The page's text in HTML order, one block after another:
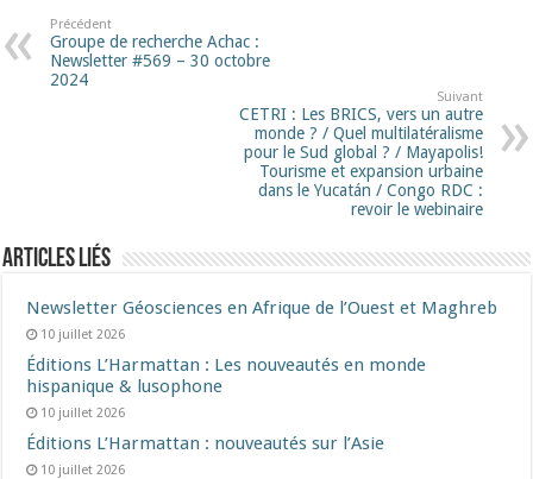
Précédent
Groupe de recherche Achac :
Newsletter #569 – 30 octobre
2024
Suivant
CETRI : Les BRICS, vers un autre
monde ? / Quel multilatéralisme
pour le Sud global ? / Mayapolis!
Tourisme et expansion urbaine
dans le Yucatán / Congo RDC :
revoir le webinaire
Articles liés
Newsletter Géosciences en Afrique de l’Ouest et Maghreb
10 juillet 2026
Éditions L’Harmattan : Les nouveautés en monde
hispanique & lusophone
10 juillet 2026
Éditions L’Harmattan : nouveautés sur l’Asie
10 juillet 2026